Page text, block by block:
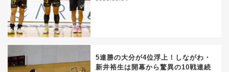
5連勝の大分が4位浮上！しながわ・
新井裕生は開幕から驚異の10戦連続